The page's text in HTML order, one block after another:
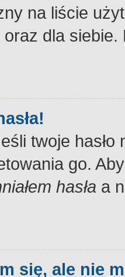
na liście
dla
twoje
go.
hasła a
się, ale nie